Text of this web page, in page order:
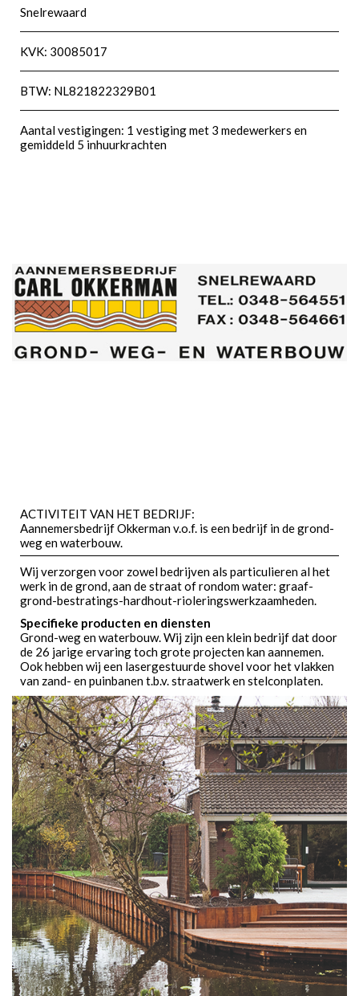
Snelrewaard
KVK: 30085017
BTW: NL821822329B01
Aantal vestigingen: 1 vestiging met 3 medewerkers en
gemiddeld 5 inhuurkrachten
ACTIVITEIT VAN HET BEDRIJF:
Aannemersbedrijf Okkerman v.o.f. is een bedrijf in de grond-
weg en waterbouw.
Wij verzorgen voor zowel bedrijven als particulieren al het
werk in de grond, aan de straat of rondom water: graaf-
grond-bestratings-hardhout-rioleringswerkzaamheden.
Specifieke producten en diensten
Grond-weg en waterbouw. Wij zijn een klein bedrijf dat door
de 26 jarige ervaring toch grote projecten kan aannemen.
Ook hebben wij een lasergestuurde shovel voor het vlakken
van zand- en puinbanen t.b.v. straatwerk en stelconplaten.